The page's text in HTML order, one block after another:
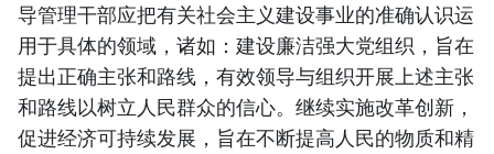
导管理干部应把有关社会主义建设事业的准确认识运
用于具体的领域，诸如：建设廉洁强大党组织，旨在
提出正确主张和路线，有效领导与组织开展上述主张
和路线以树立人民群众的信心。继续实施改革创新，
促进经济可持续发展，旨在不断提高人民的物质和精